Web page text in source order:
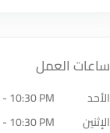
ساعات العمل
الأحد
10:30 PM
الإثنين
10:30 PM